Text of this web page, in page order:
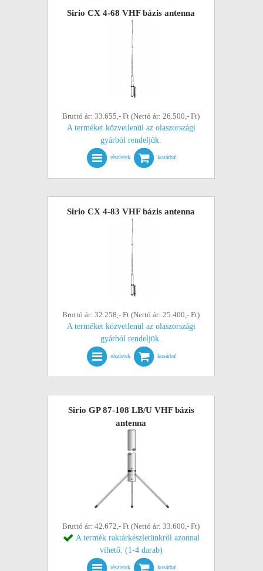
Sirio CX 4-68 VHF bázis antenna
Bruttó ár: 33.655,- Ft (Nettó ár: 26.500,- Ft)
A terméket közvetlenül az olaszországi
gyárból rendeljük.
részletek kosárba!
Sirio CX 4-83 VHF bázis antenna
Bruttó ár: 32.258,- Ft (Nettó ár: 25.400,- Ft)
A terméket közvetlenül az olaszországi
gyárból rendeljük.
részletek kosárba!
Sirio GP 87-108 LB/U VHF bázis
antenna
Bruttó ár: 42.672,- Ft (Nettó ár: 33.600,- Ft)
A termék raktárkészletünkről azonnal
vihető. (1-4 darab)
részletek kosárba!